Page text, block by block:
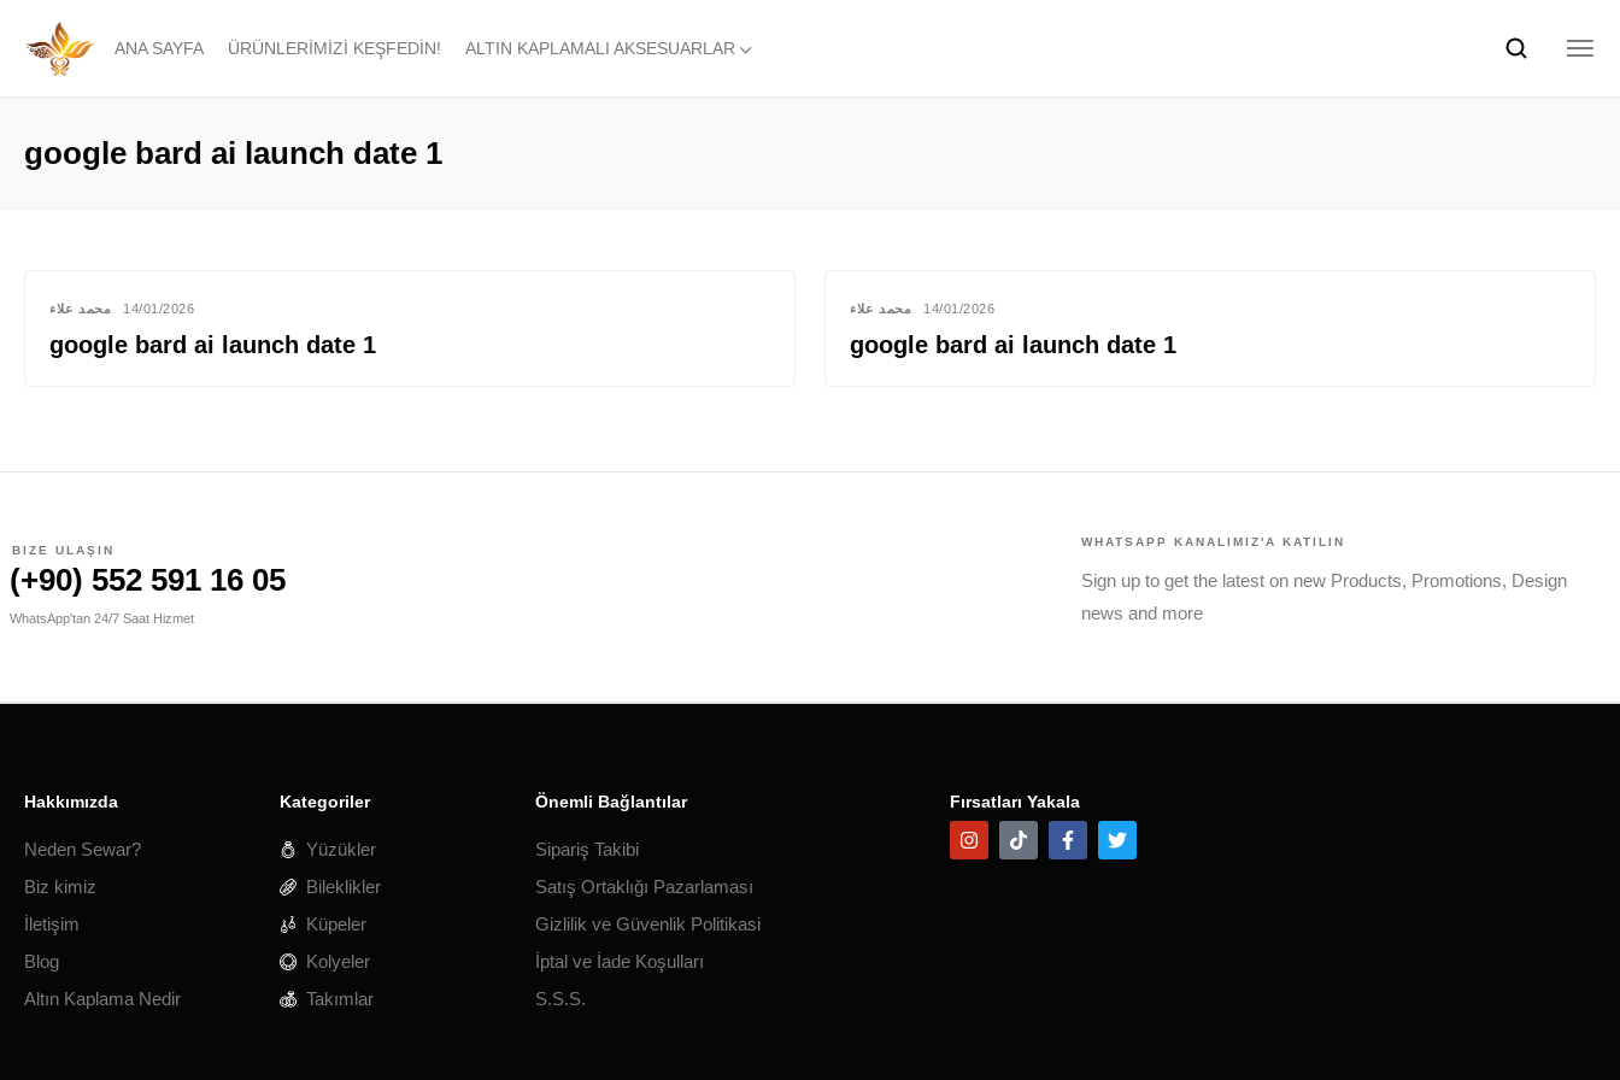
ANA SAYFA ÜRÜNLERIMIZI KEŞFEDIN! ALTIN KAPLAMALI AKSESUARLAR
google bard ai launch date 1
محمد علاء 14/01/2026
google bard ai launch date 1
محمد علاء 14/01/2026
google bard ai launch date 1
BIZE ULAŞIN
(+90) 552 591 16 05
WhatsApp'tan 24/7 Saat Hizmet
WHATSAPP KANALIMIZ'A KATILIN
Sign up to get the latest on new Products, Promotions, Design
news and more
Hakkımızda
Neden Sewar?
Biz kimiz
İletişim
Blog
Altın Kaplama Nedir
Kategoriler
Yüzükler
Bileklikler
Küpeler
Kolyeler
Takımlar
Önemli Bağlantılar
Sipariş Takibi
Satış Ortaklığı Pazarlaması
Gizlilik ve Güvenlik Politikasi
İptal ve İade Koşulları
S.S.S.
Fırsatları Yakala